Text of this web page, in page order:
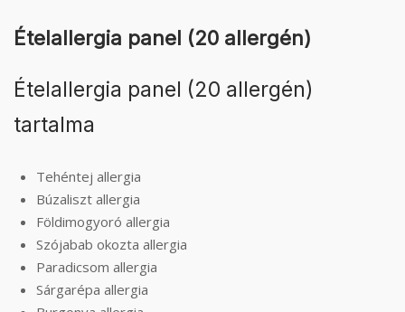
Ételallergia panel (20 allergén)
Ételallergia panel (20 allergén)
tartalma
Tehéntej allergia
Búzaliszt allergia
Földimogyoró allergia
Szójabab okozta allergia
Paradicsom allergia
Sárgarépa allergia